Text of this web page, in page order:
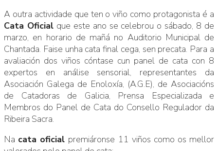
A outra actividade que ten o viño como protagonista é a
Cata Oficialque este ano se celebrou o sábado, 8 de
marzo, en horario de mañá no Auditorio Municipal de
Chantada. Faise unha cata final cega, sen precata. Para a
avaliación dos viños cóntase cun panel de cata con 8
expertos en análise sensorial, representantes da
Asociación Galega de Enoloxía, (A.G.E), de Asociacións
de Catadoras de Galicia, Prensa Especializada e
Membros do Panel de Cata do Consello Regulador da
Ribeira Sacra.
Na cata oficial premiáronse 11 viños como os mellor